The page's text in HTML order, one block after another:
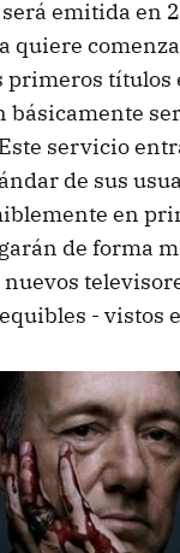
será emitida en
quiere
primeros títulos
básicamente
servicio
de sus
en
de forma
- vistos